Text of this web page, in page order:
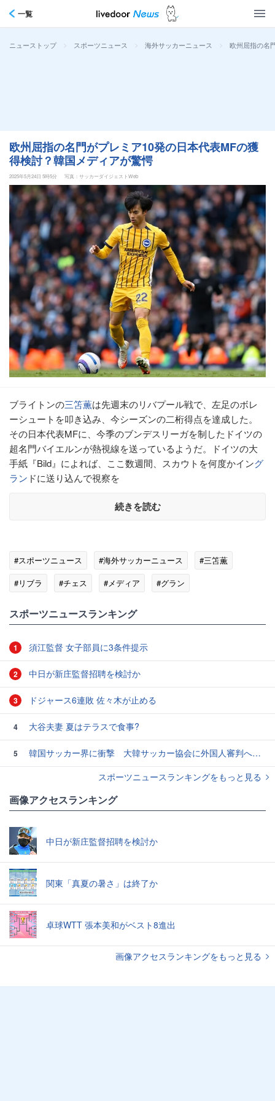
一覧
ニューストップ > スポーツニュース > 海外サッカーニュース > 欧州屈指の名
欧州屈指の名門がプレミア10発の日本代表MFの獲
得検討？韓国メディアが驚愕
2025年5月24日 5時5分 写真：サッカーダイジェストWeb
ブライトンの三笘薫は先週末のリバプール戦で、左足のボレ
ーシュートを叩き込み、今シーズンの二桁得点を達成した。
その日本代表MFに、今季のブンデスリーガを制したドイツの
超名門バイエルンが熱視線を送っているようだ。ドイツの大
手紙『Bild』によれば、ここ数週間、スカウトを何度かイング
ラン ドに送り込んで視察を
続きを読む
#スポーツニュース #海外サッカーニュース
#三笘薫
#リブラ
#チェス #メディア
#グラン
スポーツニュースランキング
1 須江監督 女子部員に3条件提示
2 中日が新庄監督招聘を検討か
3 ドジャース6連敗 佐々木が止める
4 大谷夫妻 夏はテラスで食事?
5
韓国サッカー界に衝撃 大韓サッカー協会に外国人審判への“性的接待”疑惑 韓国メディアが報道
スポーツニュースランキングをもっと見る
画像アクセスランキング
中日が新庄監督招聘を検討か
関東「真夏の暑さ」は終了か
卓球WTT 張本美和がベスト8進出
画像アクセスランキングをもっと見る